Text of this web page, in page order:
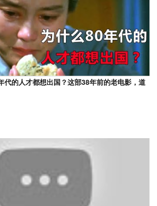
代的人才都想出国？这部38年前的老电影，道